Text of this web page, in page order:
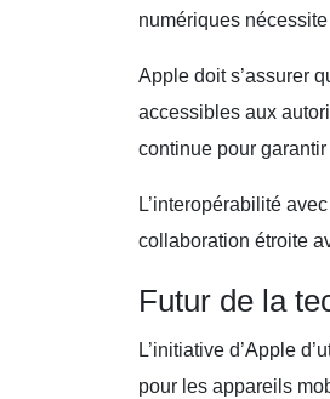
numériques
Apple doit s’assurer
accessibles aux
continue pour
L’interopérabilité
collaboration étroite
Futur de la
L’initiative d’Apple
pour les appareils